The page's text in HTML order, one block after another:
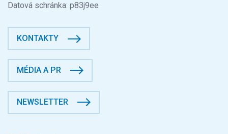
Datová schránka: p83j9ee
KONTAKTY
MÉDIA A PR
NEWSLETTER